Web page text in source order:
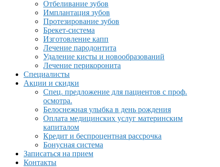
Отбеливание зубов
Имплантация зубов
Протезирование зубов
Брекет-система
Изготовление капп
Лечение пародонтита
Удаление кисты и новообразований
Лечение перикоронита
Специалисты
Акции и скидки
Спец. предложение для пациентов с проф.
осмотра.
Белоснежная улыбка в день рождения
Оплата медицинских услуг материнским
капиталом
Кредит и беспроцентная рассрочка
Бонусная система
Записаться на прием
Контакты